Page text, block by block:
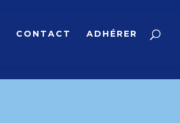
CONTACT ADHÉRER